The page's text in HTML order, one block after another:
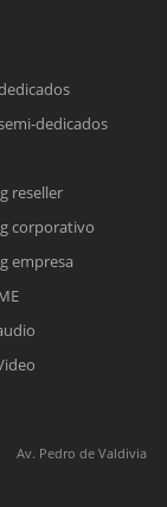
con el enlace a
el formulario
dedicados
reseller
corporativo
empresa
Av. Pedro de Valdivia